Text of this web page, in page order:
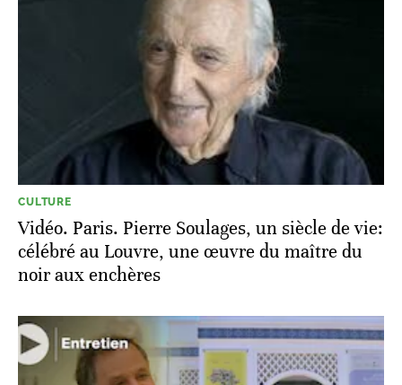
CULTURE
Vidéo. Paris. Pierre Soulages, un siècle de vie:
célébré au Louvre, une œuvre du maître du
noir aux enchères